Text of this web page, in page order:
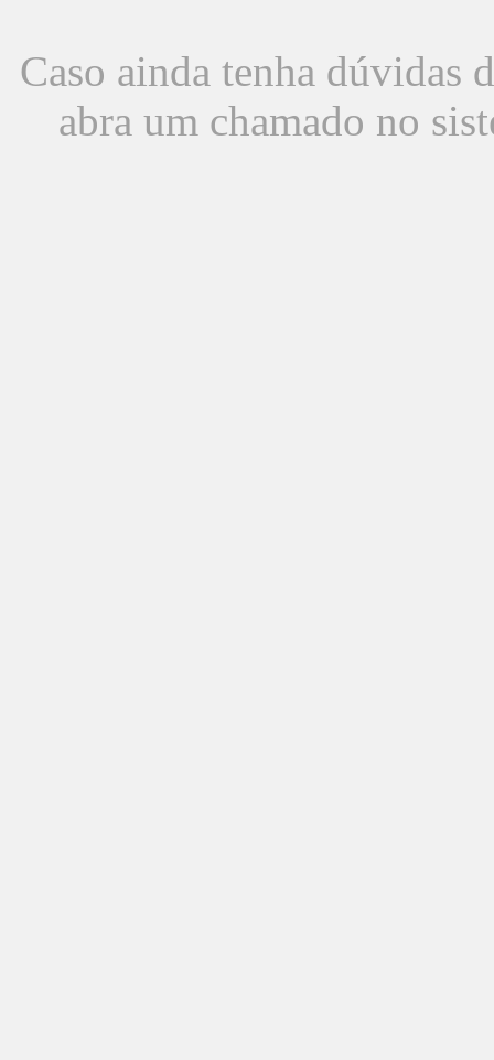
Caso ainda tenha dúvidas
abra um chamado no